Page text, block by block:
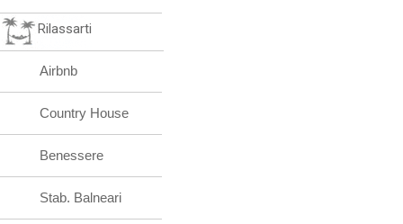
Rilassarti
Airbnb
Country House
Benessere
Stab. Balneari